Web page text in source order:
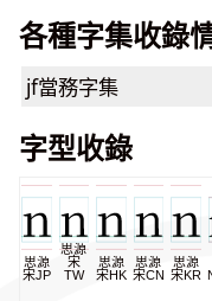
各種字集收錄
jf當務字集
字型收錄
思源
宋JP
思源
宋
TW
思源
宋HK
思源
宋CN
思源
宋KR